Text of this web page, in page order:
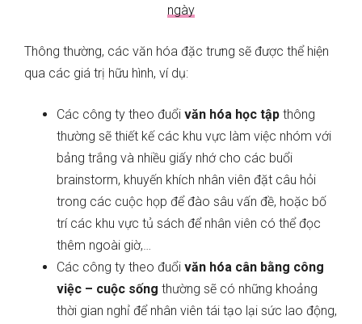
ngày
Thông thường, các văn hóa đặc trưng sẽ được thể hiện
qua các giá trị hữu hình, ví dụ:
Các công ty theo đuổi văn hóa học tập thông
thường sẽ thiết kế các khu vực làm việc nhóm với
bảng trắng và nhiều giấy nhớ cho các buổi
brainstorm, khuyến khích nhân viên đặt câu hỏi
trong các cuộc họp để đào sâu vấn đề, hoặc bố
trí các khu vực tủ sách để nhân viên có thể đọc
thêm ngoài giờ,…
Các công ty theo đuổi văn hóa cân bằng công
việc – cuộc sống thường sẽ có những khoảng
thời gian nghỉ để nhân viên tái tạo lại sức lao động,